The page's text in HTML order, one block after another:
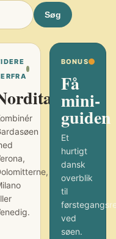
Søg
BONUS
Få
mini-
guiden
Et
hurtigt
dansk
overblik
til
ved
søen.